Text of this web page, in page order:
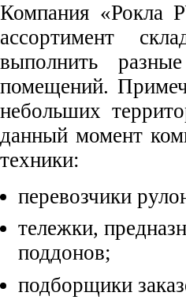
Компания «Рокла
ассортимент
выполнить
помещений.
небольших
данный момент
техники:
перевозчики
тележки,
поддонов;
подборщики